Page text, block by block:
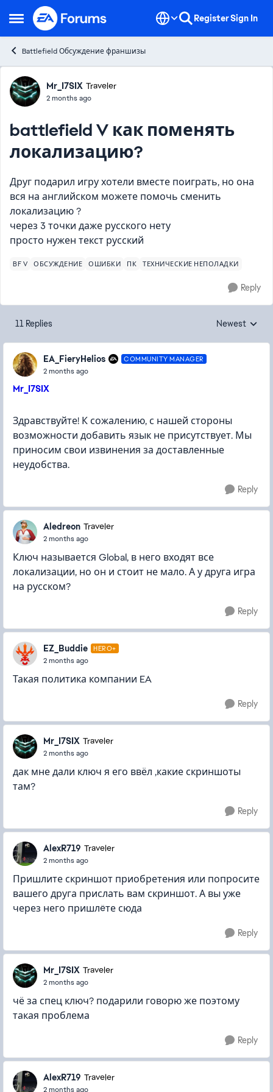
Open Side Menu
Skip to content RegisterSign In
Battlefield Обсуждение франшизы
Forum Discussion
Mr_I7SIX Traveler
2 months ago
battlefield V как поменять
локализацию?
Друг подарил игру хотели вместе поиграть, но она
вся на английском можете помочь сменить
локализацию ?
через 3 точки даже русского нету
просто нужен текст русский
BF V ОБСУЖДЕНИЕ ОШИБКИ ПК ТЕХНИЧЕСКИЕ НЕПОЛАДКИ
Reply
11 Replies Replies sorted
Newest
EA_FieryHelios COMMUNITY MANAGER
2 months ago
Mr_I7SIX
Здравствуйте! К сожалению, с нашей стороны
возможности добавить язык не присутствует. Мы
приносим свои извинения за доставленные
неудобства.
Reply
Aledreon Traveler
2 months ago
Ключ называется Global, в него входят все
локализации, но он и стоит не мало. А у друга игра
на русском?
Reply
EZ_Buddie HERO+
2 months ago
Такая политика компании EA
Reply
Mr_I7SIX Traveler
2 months ago
дак мне дали ключ я его ввёл ,какие скриншоты
там?
Reply
AlexR719 Traveler
2 months ago
Пришлите скриншот приобретения или попросите
вашего друга прислать вам скриншот. А вы уже
через него пришлëте сюда
Reply
Mr_I7SIX Traveler
2 months ago
чё за спец ключ? подарили говорю же поэтому
такая проблема
Reply
AlexR719 Traveler
2 months ago